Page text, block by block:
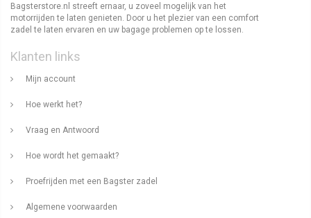
Bagsterstore.nl streeft ernaar, u zoveel mogelijk van het
motorrijden te laten genieten. Door u het plezier van een comfort
zadel te laten ervaren en uw bagage problemen op te lossen.
Klanten links
Mijn account
Hoe werkt het?
Vraag en Antwoord
Hoe wordt het gemaakt?
Proefrijden met een Bagster zadel
Algemene voorwaarden